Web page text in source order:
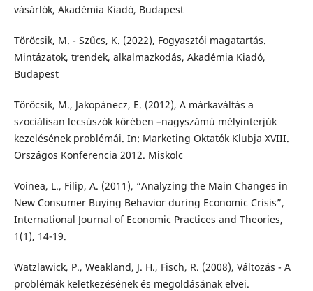
vásárlók, Akadémia Kiadó, Budapest
Töröcsik, M. - Szűcs, K. (2022), Fogyasztói magatartás.
Mintázatok, trendek, alkalmazkodás, Akadémia Kiadó,
Budapest
Törőcsik, M., Jakopánecz, E. (2012), A márkaváltás a
szociálisan lecsúszók körében –nagyszámú mélyinterjúk
kezelésének problémái. In: Marketing Oktatók Klubja XVIII.
Országos Konferencia 2012. Miskolc
Voinea, L., Filip, A. (2011), “Analyzing the Main Changes in
New Consumer Buying Behavior during Economic Crisis”,
International Journal of Economic Practices and Theories,
1(1), 14-19.
Watzlawick, P., Weakland, J. H., Fisch, R. (2008), Változás - A
problémák keletkezésének és megoldásának elvei.